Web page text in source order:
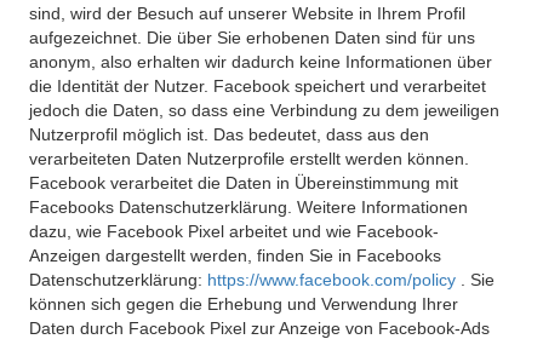
sind, wird der Besuch auf unserer Website in Ihrem Profil
aufgezeichnet. Die über Sie erhobenen Daten sind für uns
anonym, also erhalten wir dadurch keine Informationen über
die Identität der Nutzer. Facebook speichert und verarbeitet
jedoch die Daten, so dass eine Verbindung zu dem jeweiligen
Nutzerprofil möglich ist. Das bedeutet, dass aus den
verarbeiteten Daten Nutzerprofile erstellt werden können.
Facebook verarbeitet die Daten in Übereinstimmung mit
Facebooks Datenschutzerklärung. Weitere Informationen
dazu, wie Facebook Pixel arbeitet und wie Facebook-
Anzeigen dargestellt werden, finden Sie in Facebooks
Datenschutzerklärung: https://www.facebook.com/policy
. Sie
können sich gegen die Erhebung und Verwendung Ihrer
Daten durch Facebook Pixel zur Anzeige von Facebook-Ads